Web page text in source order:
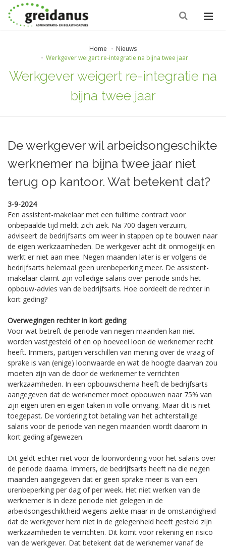
Home
Nieuws
Werkgever weigert re-integratie na bijna twee jaar
Werkgever weigert re-integratie na
bijna twee jaar
De werkgever wil arbeidsongeschikte
werknemer na bijna twee jaar niet
terug op kantoor. Wat betekent dat?
3-9-2024
Een assistent-makelaar met een fulltime contract voor
onbepaalde tijd meldt zich ziek. Na 700 dagen verzuim,
adviseert de bedrijfsarts om weer in stappen op te bouwen naar
de eigen werkzaamheden. De werkgever acht dit onmogelijk en
werkt er niet aan mee. Negen maanden later is er volgens de
bedrijfsarts helemaal geen urenbeperking meer. De assistent-
makelaar claimt zijn volledige salaris over periode sinds het
opbouw-advies van de bedrijfsarts. Hoe oordeelt de rechter in
kort geding?
Overwegingen rechter in kort geding
Voor wat betreft de periode van negen maanden kan niet
worden vastgesteld of en op hoeveel loon de werknemer recht
heeft. Immers, partijen verschillen van mening over de vraag of
sprake is van (enige) loonwaarde en wat de hoogte daarvan zou
moeten zijn van de door de werknemer te verrichten
werkzaamheden. In een opbouwschema heeft de bedrijfsarts
aangegeven dat de werknemer moet opbouwen naar 75% van
zijn eigen uren en eigen taken in volle omvang. Maar dit is niet
toegepast. De vordering tot betaling van het achterstallige
salaris voor de periode van negen maanden wordt daarom in
kort geding afgewezen.
Dit geldt echter niet voor de loonvordering voor het salaris over
de periode daarna. Immers, de bedrijfsarts heeft na die negen
maanden aangegeven dat er geen sprake meer is van een
urenbeperking per dag of per week. Het niet werken van de
werknemer is in deze periode niet gelegen in de
arbeidsongeschiktheid wegens ziekte maar in de omstandigheid
dat de werkgever hem niet in de gelegenheid heeft gesteld zijn
werkzaamheden te verrichten. Dit komt voor rekening en risico
van de werkgever. Dat betekent dat de werknemer vanaf de